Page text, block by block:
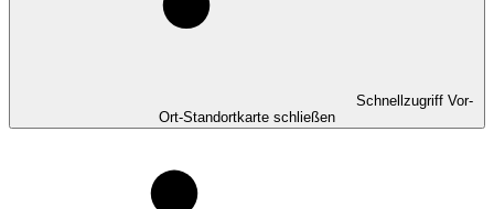
Schnellzugriff Vor-
Ort-Standortkarte schließen